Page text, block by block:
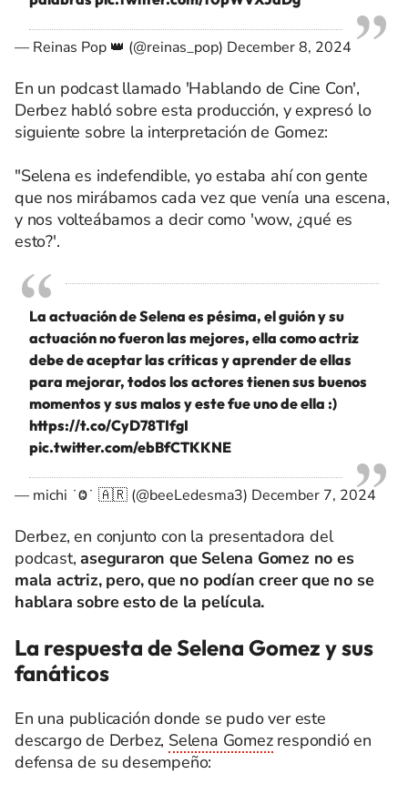
— Reinas Pop 👑 (@reinas_pop) December 8, 2024
En un podcast llamado 'Hablando de Cine Con',
Derbez habló sobre esta producción, y expresó lo
siguiente sobre la interpretación de Gomez:
"Selena es indefendible, yo estaba ahí con gente
que nos mirábamos cada vez que venía una escena,
y nos volteábamos a decir como 'wow, ¿qué es
esto?'.
La actuación de Selena es pésima, el guión y su
actuación no fueron las mejores, ella como actriz
debe de aceptar las críticas y aprender de ellas
para mejorar, todos los actores tienen sus buenos
momentos y sus malos y este fue uno de ella :)
https://t.co/CyD78TIfgI
pic.twitter.com/ebBfCTKKNE
— michi ˙Ⱉ˙ 🇦🇷 (@beeLedesma3) December 7, 2024
Derbez, en conjunto con la presentadora del
podcast,aseguraron que Selena Gomez no es
mala actriz, pero, que no podían creer que no se
hablara sobre esto de la película.
La respuesta de Selena Gomez y sus
fanáticos
En una publicación donde se pudo ver este
descargo de Derbez, Selena Gomezrespondió en
defensa de su desempeño: